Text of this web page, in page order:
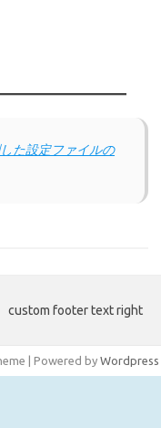
た設定ファイルの
custom footer text right
| Powered by Wordpress